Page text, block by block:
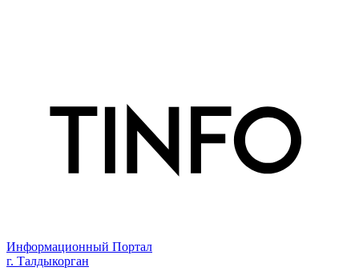
Информационный Портал
г. Талдыкорган